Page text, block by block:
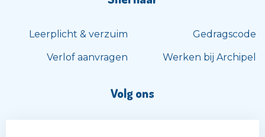
Leerplicht & verzuim
Verlof aanvragen
Gedragscode
Werken bij Archipel
Volg ons